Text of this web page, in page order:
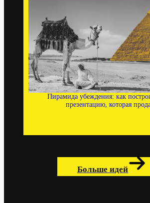
Пирамида убеждения: как
презентацию, которая
Больше идей